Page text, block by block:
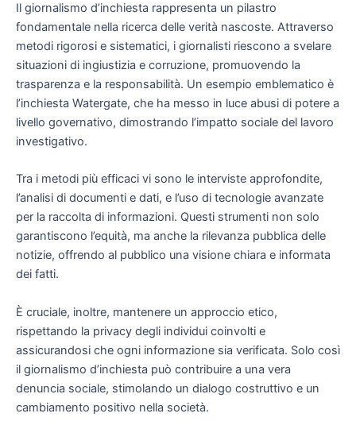
Il giornalismo d’inchiesta rappresenta un pilastro
fondamentale nella ricerca delle verità nascoste. Attraverso
metodi rigorosi e sistematici, i giornalisti riescono a svelare
situazioni di ingiustizia e corruzione, promuovendo la
trasparenza e la responsabilità. Un esempio emblematico è
l’inchiesta Watergate, che ha messo in luce abusi di potere a
livello governativo, dimostrando l’impatto sociale del lavoro
investigativo.
Tra i metodi più efficaci vi sono le interviste approfondite,
l’analisi di documenti e dati, e l’uso di tecnologie avanzate
per la raccolta di informazioni. Questi strumenti non solo
garantiscono l’equità, ma anche la rilevanza pubblica delle
notizie, offrendo al pubblico una visione chiara e informata
dei fatti.
È cruciale, inoltre, mantenere un approccio etico,
rispettando la privacy degli individui coinvolti e
assicurandosi che ogni informazione sia verificata. Solo così
il giornalismo d’inchiesta può contribuire a una vera
denuncia sociale, stimolando un dialogo costruttivo e un
cambiamento positivo nella società.